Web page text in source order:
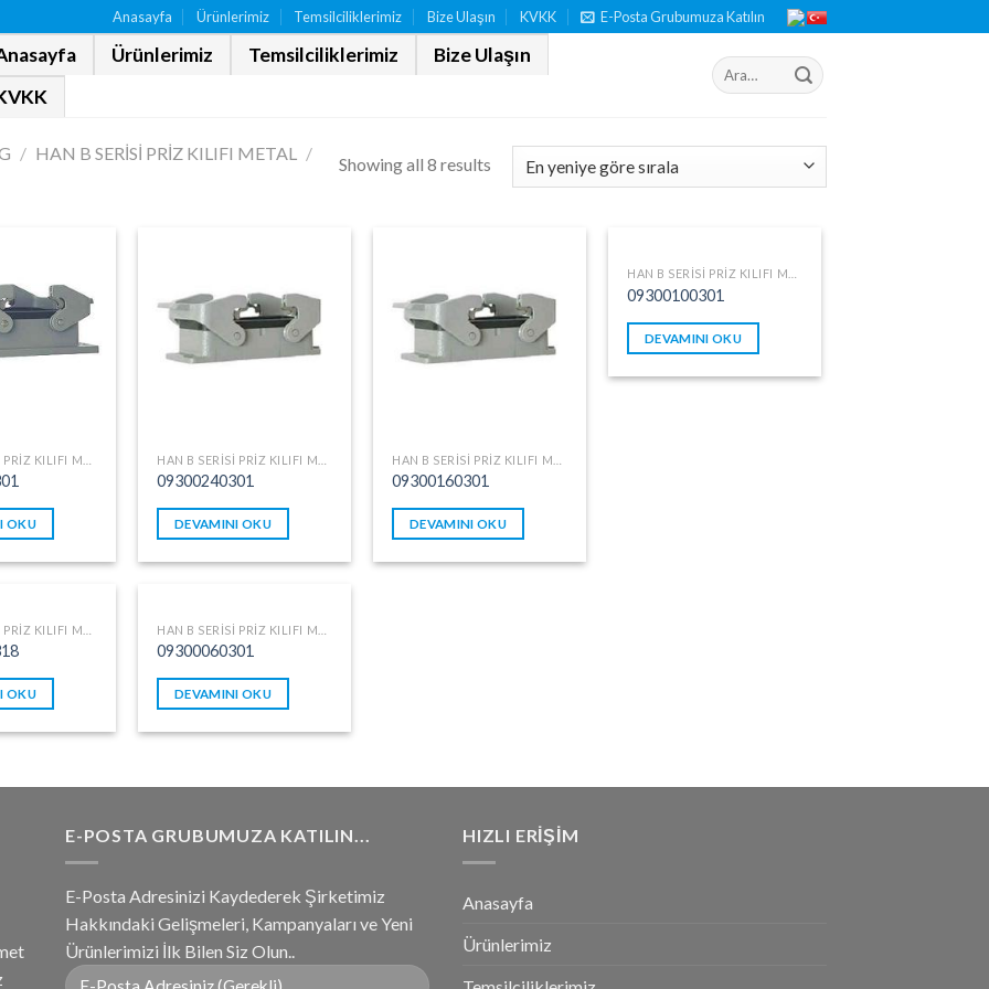
Anasayfa Ürünlerimiz Temsilciliklerimiz Bize Ulaşın KVKK E-Posta Grubumuza Katılın
Ürünlerimiz Temsilciliklerimiz
Bize Ulaşın
/ HAN B SERISI PRIZ KILIFI METAL /
Showing all 8 results
OKU
09300240301
DEVAMINI OKU
09300160301
DEVAMINI OKU
09300100301
DEVAMINI OKU
OKU
09300060301
DEVAMINI OKU
E-POSTA GRUBUMUZA KATILIN...
E-Posta Adresinizi Kaydederek Şirketimiz
Hakkındaki Gelişmeleri, Kampanyaları ve Yeni
Ürünlerimizi İlk Bilen Siz Olun..
HIZLI ERIŞIM
Anasayfa
Ürünlerimiz